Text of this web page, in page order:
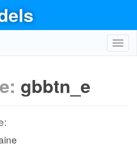
gbbtn_e